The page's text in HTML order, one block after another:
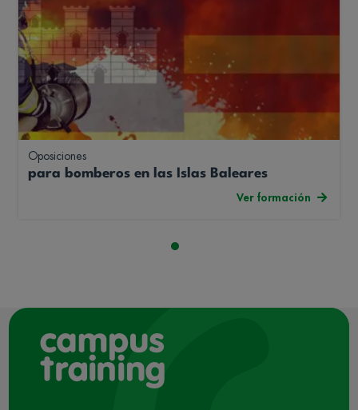
Oposiciones
para bomberos en las Islas Baleares
Ver formación